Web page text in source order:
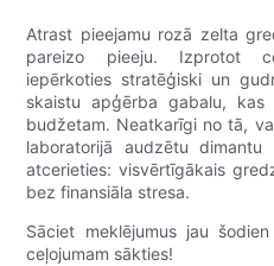
Atrast pieejamu rozā zelta
pareizo pieeju. Izprotot
iepērkoties stratēģiski un
skaistu apģērba gabalu,
budžetam. Neatkarīgi no tā,
laboratorijā audzētu dimantu
atcerieties: visvērtīgākais
bez finansiāla stresa.
Sāciet meklējumus jau
ceļojumam sākties!